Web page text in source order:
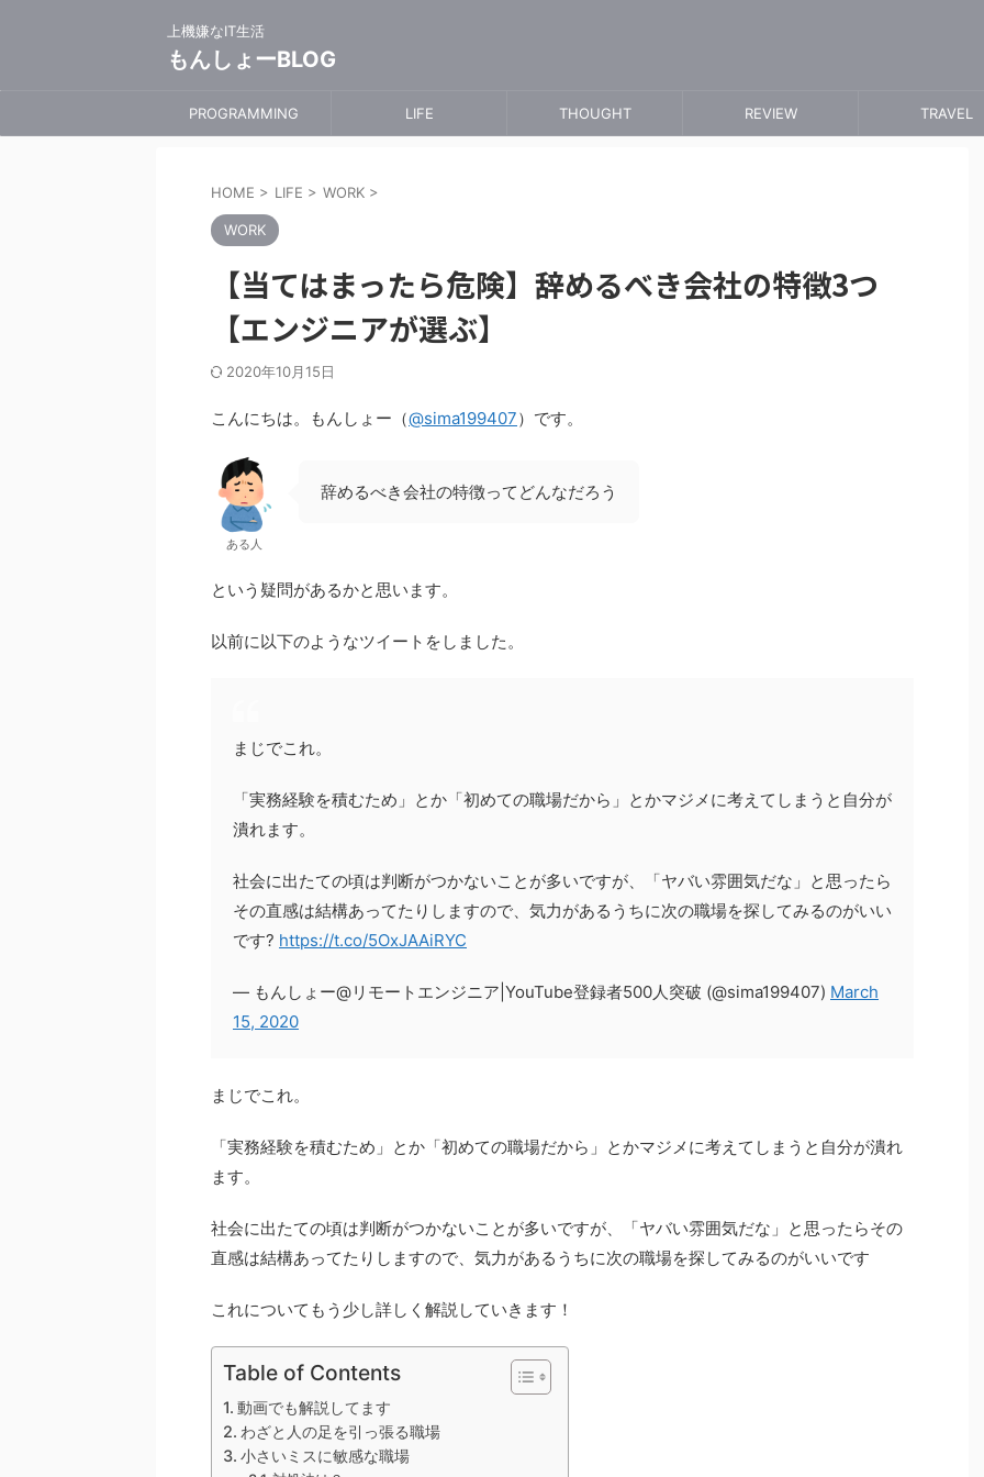
上機嫌なIT生活
もんしょーBLOG
PROGRAMMING LIFE THOUGHT REVIEW TRAVEL
HOME > LIFE > WORK >
WORK
【当てはまったら危険】辞めるべき会社の特徴3つ
【エンジニアが選ぶ】
2020年10月15日
こんにちは。もんしょー（@sima199407）です。
ある人
辞めるべき会社の特徴ってどんなだろう
という疑問があるかと思います。
以前に以下のようなツイートをしました。
まじでこれ。
「実務経験を積むため」とか「初めての職場だから」とかマジメに考えてしまうと自分が
潰れます。
社会に出たての頃は判断がつかないことが多いですが、「ヤバい雰囲気だな」と思ったら
その直感は結構あってたりしますので、気力があるうちに次の職場を探してみるのがいい
です? https://t.co/5OxJAAiRYC
— もんしょー@リモートエンジニア|YouTube登録者500人突破 (@sima199407) March
15, 2020
まじでこれ。
「実務経験を積むため」とか「初めての職場だから」とかマジメに考えてしまうと自分が潰れ
ます。
社会に出たての頃は判断がつかないことが多いですが、「ヤバい雰囲気だな」と思ったらその
直感は結構あってたりしますので、気力があるうちに次の職場を探してみるのがいいです
これについてもう少し詳しく解説していきます！
Table of Contents
動画でも解説してます
わざと人の足を引っ張る職場
小さいミスに敏感な職場